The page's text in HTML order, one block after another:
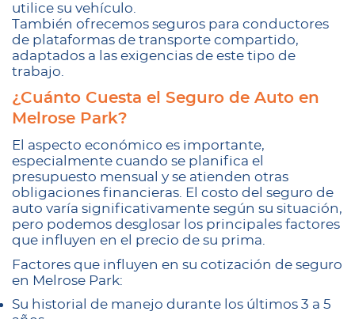
utilice su vehículo.
También ofrecemos seguros para conductores
de plataformas de transporte compartido,
adaptados a las exigencias de este tipo de
trabajo.
¿Cuánto Cuesta el Seguro de Auto en
Melrose Park?
El aspecto económico es importante,
especialmente cuando se planifica el
presupuesto mensual y se atienden otras
obligaciones financieras. El costo del seguro de
auto varía significativamente según su situación,
pero podemos desglosar los principales factores
que influyen en el precio de su prima.
Factores que influyen en su cotización de seguro
en Melrose Park:
Su historial de manejo durante los últimos 3 a 5